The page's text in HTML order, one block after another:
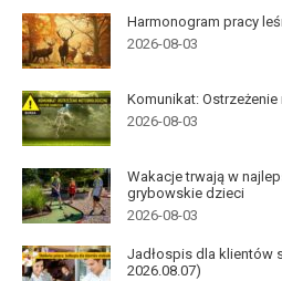
Harmonogram pracy
2026-08-03
Komunikat:
2026-08-03
Wakacje trwają w
grybowskie dzieci
2026-08-03
Jadłospis dla klientów
2026.08.07)